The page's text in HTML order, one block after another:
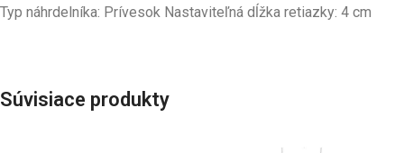
Typ náhrdelníka: Prívesok Nastaviteľná dĺžka retiazky: 4 cm
Súvisiace produkty